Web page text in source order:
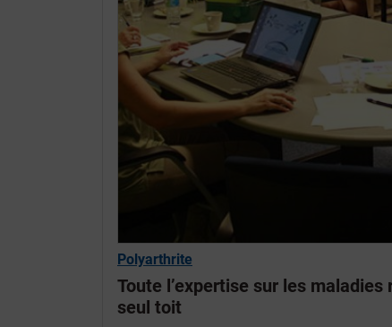
Polyarthrite
Toute l’expertise sur les
seul toit